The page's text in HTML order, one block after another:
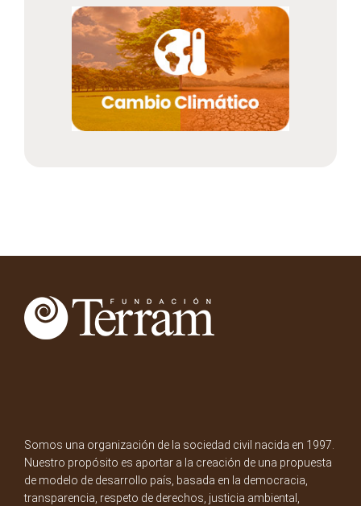
Somos una organización de la sociedad civil nacida en 1997.
Nuestro propósito es aportar a la creación de una propuesta
de modelo de desarrollo país, basada en la democracia,
transparencia, respeto de derechos, justicia ambiental,